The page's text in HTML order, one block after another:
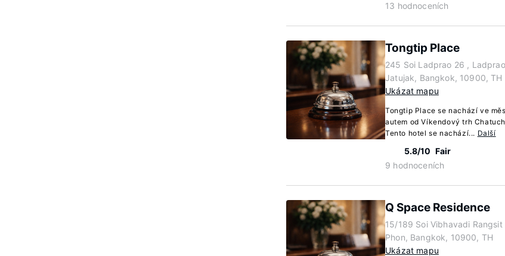
13 hodnoceních
Tongtip Place
245 Soi Ladprao 26 ,
Jatujak, Bangkok, 10900, TH
Ukázat mapu
Tongtip Place se nachází ve
autem od Víkendový trh
Tento hotel se nachází... Další
5.8/10 Fair
9 hodnoceních
Q Space Residence
15/189 Soi Vibhavadi
Phon, Bangkok, 10900, TH
Ukázat mapu